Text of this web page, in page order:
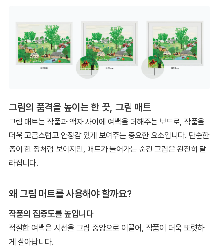
그림의 품격을 높이는 한 끗, 그림 매트
그림 매트는 작품과 액자 사이에 여백을 더해주는 보드로, 작품을
더욱 고급스럽고 안정감 있게 보여주는 중요한 요소입니다. 단순한
종이 한 장처럼 보이지만, 매트가 들어가는 순간 그림은 완전히 달
라집니다.
왜 그림 매트를 사용해야 할까요?
작품의 집중도를 높입니다
적절한 여백은 시선을 그림 중앙으로 이끌어, 작품이 더욱 또렷하
게 살아납니다.